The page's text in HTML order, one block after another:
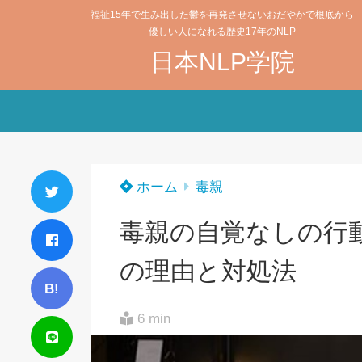
福祉15年で生み出した鬱を再発させないおだやかで根底から
優しい人になれる歴史17年のNLP
日本NLP学院
B!
ホーム 毒親
毒親の自覚なしの行
の理由と対処法
6 min